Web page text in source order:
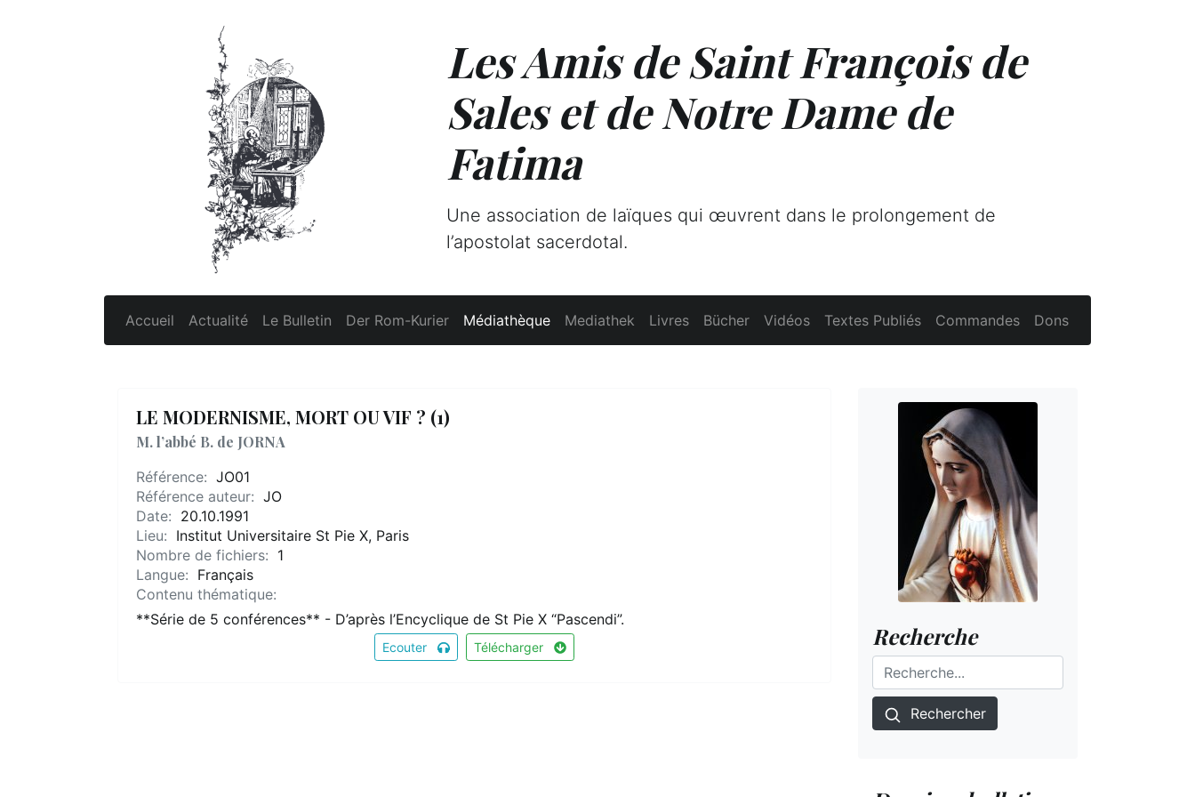
Les Amis de Saint François de
Sales et de Notre Dame de
Fatima
Une association de laïques qui œuvrent dans le prolongement de
l’apostolat sacerdotal.
Accueil Actualité Le Bulletin Der Rom-Kurier Médiathèque Mediathek Livres Bücher Vidéos Textes Publiés Commandes Dons
LE MODERNISME, MORT OU VIF ? (1)
M. l’abbé B. de JORNA
Référence: JO01
Référence auteur: JO
Date: 20.10.1991
Lieu: Institut Universitaire St Pie X, Paris
Nombre de fichiers: 1
Langue: Français
Contenu thématique:
**Série de 5 conférences** - D’après l’Encyclique de St Pie X “Pascendi”.
Ecouter Télécharger Recherche
Rechercher